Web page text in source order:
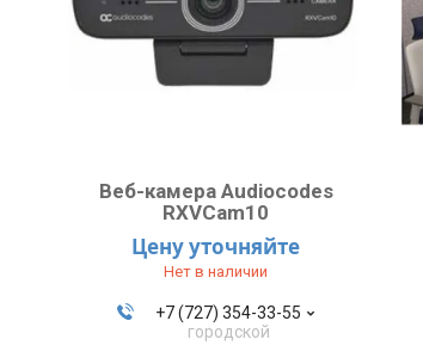
Веб-камера Audiocodes
RXVCam10
Цену уточняйте
Нет в наличии
+7 (727) 354-33-55
городской